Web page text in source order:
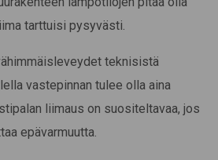
tarttuisi pysyvästi.
teknisistä
vastepinnan tulee olla aina
liimaus on suositeltavaa, jos
epävarmuutta.